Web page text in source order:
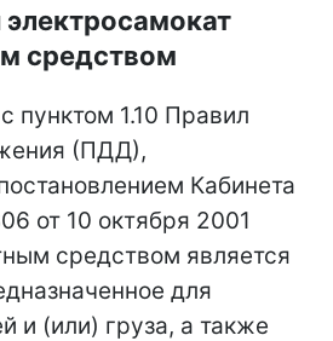
электросамокат
средством
пунктом 1.10 Правил
(ПДД),
Кабинета
от 10 октября 2001
средством является
для
и (или) груза, а также